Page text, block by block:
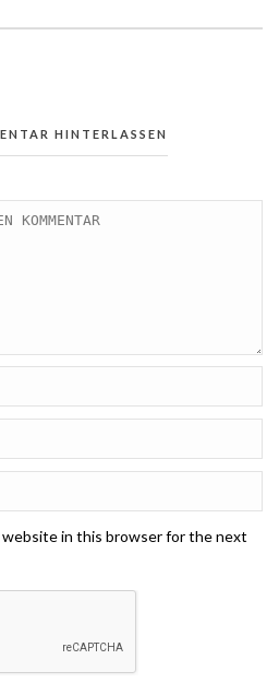
HINTERLASSEN
website in this browser for the next